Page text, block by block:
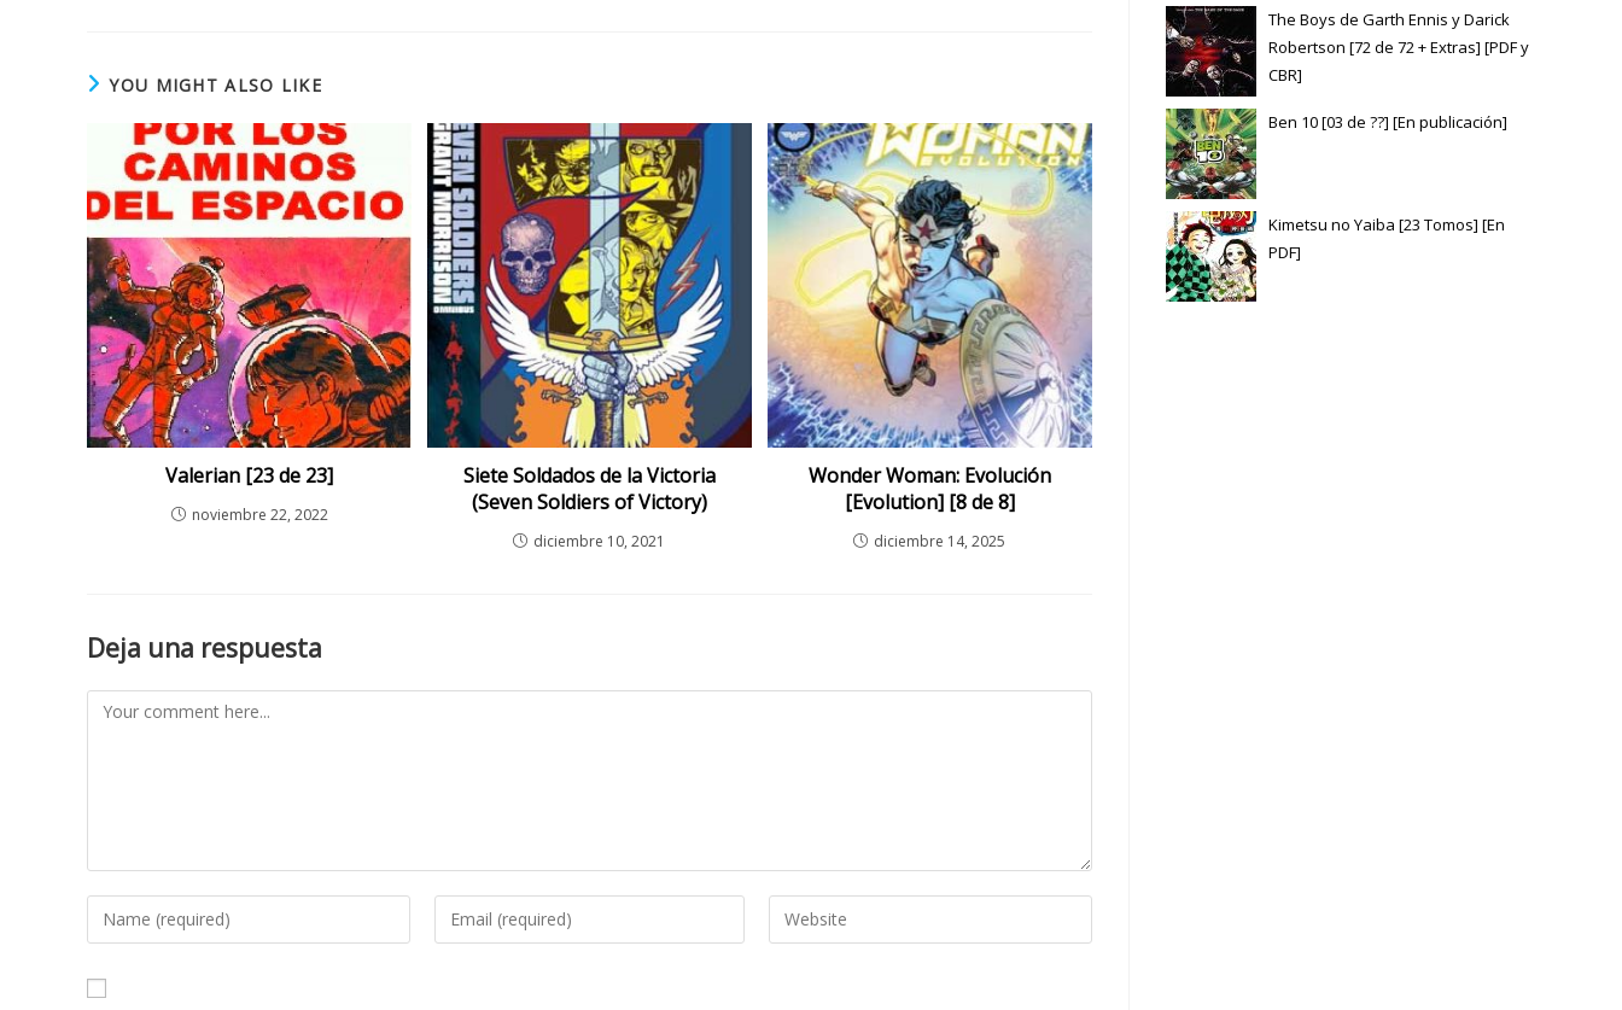
YOU MIGHT ALSO LIKE
Valerian [23 de 23]
noviembre 22, 2022
Siete Soldados de la Victoria
(Seven Soldiers of Victory)
diciembre 10, 2021
Wonder Woman: Evolución
[Evolution] [8 de 8]
diciembre 14, 2025
Deja una respuesta
Comment
Enter
your
or
Enter
your
Enter
your
The Boys de Garth Ennis y Darick
Robertson [72 de 72 + Extras] [PDF y
CBR]
Ben 10 [03 de ??] [En publicación]
Kimetsu no Yaiba [23 Tomos] [En
PDF]